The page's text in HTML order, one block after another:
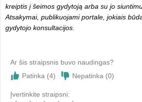
kreiptis į šeimos gydytoją arba su jo
Atsakymai, publikuojami portale, jokiais
gydytojo konsultacijos.
Ar šis straipsnis buvo naudingas?
Patinka (4) Nepatinka (0)
Įvertinkite straipsni: